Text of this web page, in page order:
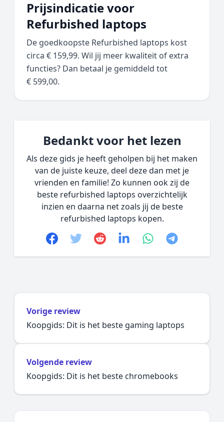
Prijsindicatie voor
Refurbished laptops
De goedkoopste Refurbished laptops kost
circa € 159,99. Wil jij meer kwaliteit of extra
functies? Dan betaal je gemiddeld tot
€ 599,00.
Bedankt voor het lezen
Als deze gids je heeft geholpen bij het maken
van de juiste keuze, deel deze dan met je
vrienden en familie! Zo kunnen ook zij de
beste refurbished laptops overzichtelijk
inzien en daarna net zoals jij de beste
refurbished laptops kopen.
Facebook
TwitterRedditlinkedinwhatsapp
telegram
Vorige review
Koopgids: Dit is het beste gaming laptops
Volgende review
Koopgids: Dit is het beste chromebooks